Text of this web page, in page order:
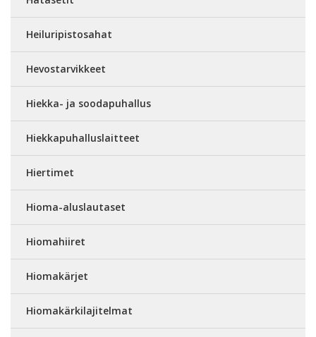
Heiluripistosahat
Hevostarvikkeet
Hiekka- ja soodapuhallus
Hiekkapuhalluslaitteet
Hiertimet
Hioma-aluslautaset
Hiomahiiret
Hiomakärjet
Hiomakärkilajitelmat